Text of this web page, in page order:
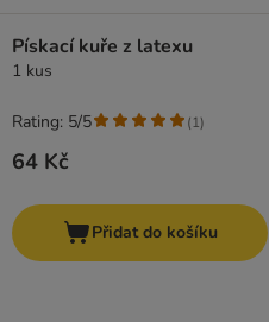
Pískací kuře z latexu
1 kus
64 Kč
Rating: 5/5 (1)
Přidat do košíku